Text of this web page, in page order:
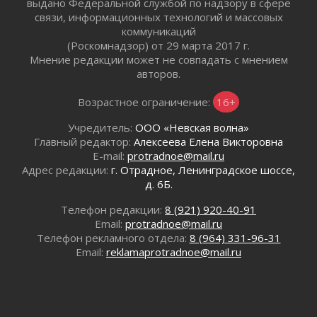
Ленинградской области о неоплаченных
счетах
Пропавшего подростка нашли в Кировском
районе Ленобласти
Жителям Ленобласти напомнили, как
02 августа 2026
В Ивангороде назвали новых почетных
граждан Ленинградской области
02 августа 2026
02 августа 2026
Километровые столбы «Дороги жизни»
отправили на реставрацию
02 августа 2026
выдано Федеральной службой по надзору в сфере
связи, информационных технологий и массовых
коммуникаций
(Роскомнадзор) от 29 марта 2017 г.
Мнение редакции может не совпадать с мнением
авторов.
Возрастное ограничение: 16+
Учредитель: ООО «Невская волна»
Главный редактор: Алексеева Елена Викторовна
E-mail: protradnoe@mail.ru
Адрес редакции: г. Отрадное, Ленинградское шоссе,
д. 6Б.
Телефон редакции: 8 (921) 920-40-91
Email: protradnoe@mail.ru
Телефон рекламного отдела: 8 (964) 331-96-31
Email: reklamaprotradnoe@mail.ru